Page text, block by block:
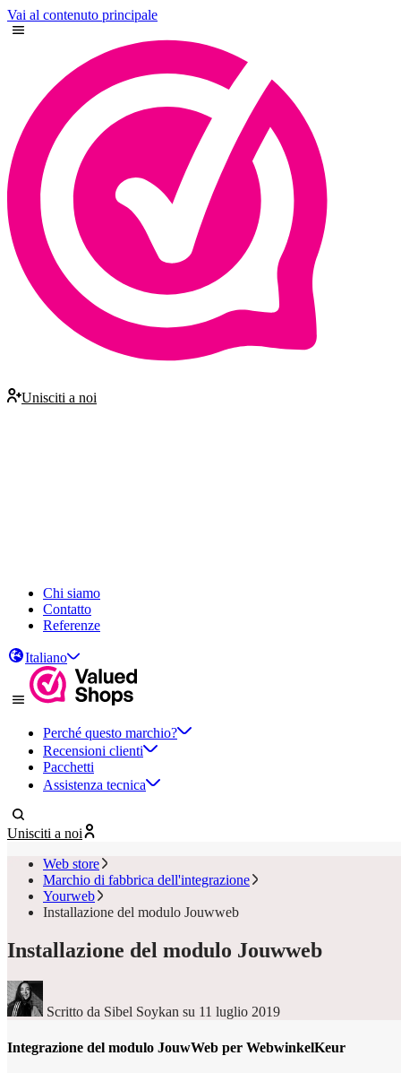
Vai al contenuto principale
Unisciti a noi
Chi siamo
Contatto
Referenze
Italiano
Perché questo marchio?
Recensioni clienti
Pacchetti
Assistenza tecnica
Unisciti a noi
Web store
Marchio di fabbrica dell'integrazione
Yourweb
Installazione del modulo Jouwweb
Installazione del modulo Jouwweb
Scritto da Sibel Soykan su 11 luglio 2019
Integrazione del modulo JouwWeb per WebwinkelKeur